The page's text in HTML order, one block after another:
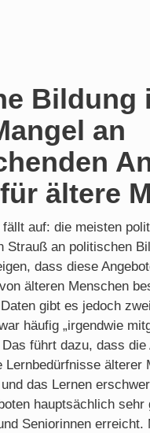
Bildung
an
ältere
auf: die meisten
Strauß an politischen
dass diese
älteren Menschen
gibt es jedoch
häufig „irgendwie
führt dazu, dass
Lernbedürfnisse älterer
das Lernen
hauptsächlich
Seniorinnen erreicht.